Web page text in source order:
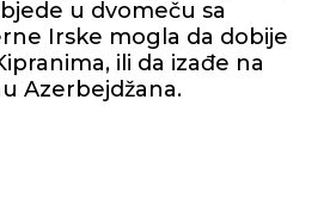
u dvomeču sa
Irske mogla da dobije
ili da izađe na
Azerbejdžana.